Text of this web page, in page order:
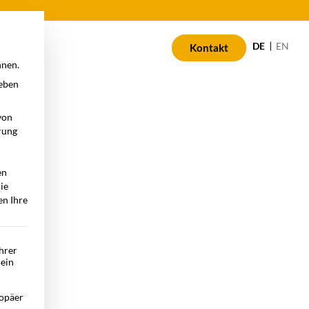
Kontakt DE
EN
Ihre